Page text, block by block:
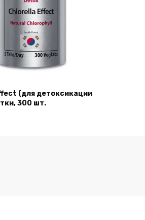
(для детоксикации
300 шт.